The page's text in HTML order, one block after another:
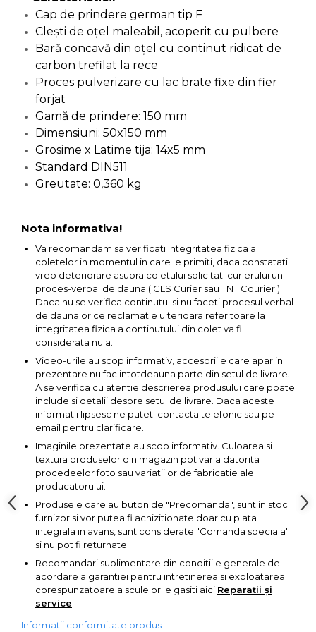
Capre & Suporti Auto
Pat Mobil Auto
Cric Hidraulic
Set / trusa chei tubulare
Chei Tubulare
Multimetru Digital
Bara Tractare Auto
Canistre benzina
(combustibil)
Set Pentru Demontat Piulite
& Suruburi
Extractor Rulmenti
Cabluri
Pompa transfer lichide
Pompa Aer
Cric Manual
Ulei Hidraulic
Troliu
Palan
Dinamometric
Carucior Scule
Stetoscop Auto
Tester Compresie Auto
Truse reparatii anvelope
Schimbare Lichid Frana
Cap de prindere german tip F
Clești de oțel maleabil, acoperit cu pulbere
Bară concavă din oțel cu continut ridicat de
carbon trefilat la rece
Proces pulverizare cu lac brate fixe din fier
forjat
Gamă de prindere: 150 mm
Dimensiuni: 50x150 mm
Grosime x Latime tija: 14x5 mm
Standard DIN511
Greutate: 0,360 kg
Nota informativa!
Va recomandam sa verificati integritatea fizica a
coletelor in momentul in care le primiti, daca constatati
vreo deteriorare asupra coletului solicitati curierului un
proces-verbal de dauna ( GLS Curier sau TNT Courier ).
Daca nu se verifica continutul si nu faceti procesul verbal
de dauna orice reclamatie ulterioara referitoare la
integritatea fizica a continutului din colet va fi
considerata nula.
Video-urile au scop informativ, accesoriile care apar in
prezentare nu fac intotdeauna parte din setul de livrare.
A se verifica cu atentie descrierea produsului care poate
include si detalii despre setul de livrare. Daca aceste
informatii lipsesc ne puteti contacta telefonic sau pe
email pentru clarificare.
Imaginile prezentate au scop informativ. Culoarea si
textura produselor din magazin pot varia datorita
procedeelor foto sau variatiilor de fabricatie ale
producatorului.
Produsele care au buton de "Precomanda", sunt in stoc
furnizor si vor putea fi achizitionate doar cu plata
integrala in avans, sunt considerate "Comanda speciala"
si nu pot fi returnate.
Recomandari suplimentare din conditiile generale de
acordare a garantiei pentru intretinerea si exploatarea
corespunzatoare a sculelor le gasiti aici Reparatii și
service
Informatii conformitate produs